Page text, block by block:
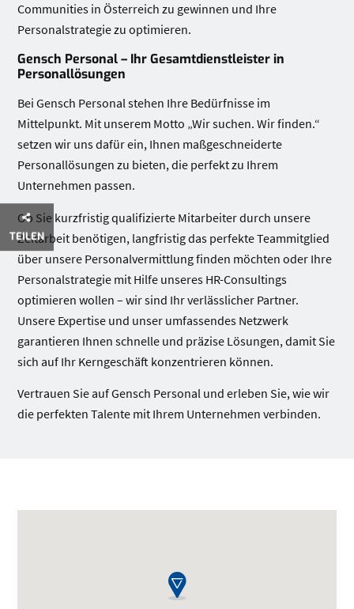
Communities in Österreich zu gewinnen und Ihre
Personalstrategie zu optimieren.
Gensch Personal – Ihr Gesamtdienstleister in
Personallösungen
Bei Gensch Personal stehen Ihre Bedürfnisse im
Mittelpunkt. Mit unserem Motto „Wir suchen. Wir finden.“
setzen wir uns dafür ein, Ihnen maßgeschneiderte
Personallösungen zu bieten, die perfekt zu Ihrem
Unternehmen passen.
Ob Sie kurzfristig qualifizierte Mitarbeiter durch unsere
Zeitarbeit benötigen, langfristig das perfekte Teammitglied
über unsere Personalvermittlung finden möchten oder Ihre
Personalstrategie mit Hilfe unseres HR-Consultings
optimieren wollen – wir sind Ihr verlässlicher Partner.
Unsere Expertise und unser umfassendes Netzwerk
garantieren Ihnen schnelle und präzise Lösungen, damit Sie
sich auf Ihr Kerngeschäft konzentrieren können.
Vertrauen Sie auf Gensch Personal und erleben Sie, wie wir
die perfekten Talente mit Ihrem Unternehmen verbinden.
TEILEN